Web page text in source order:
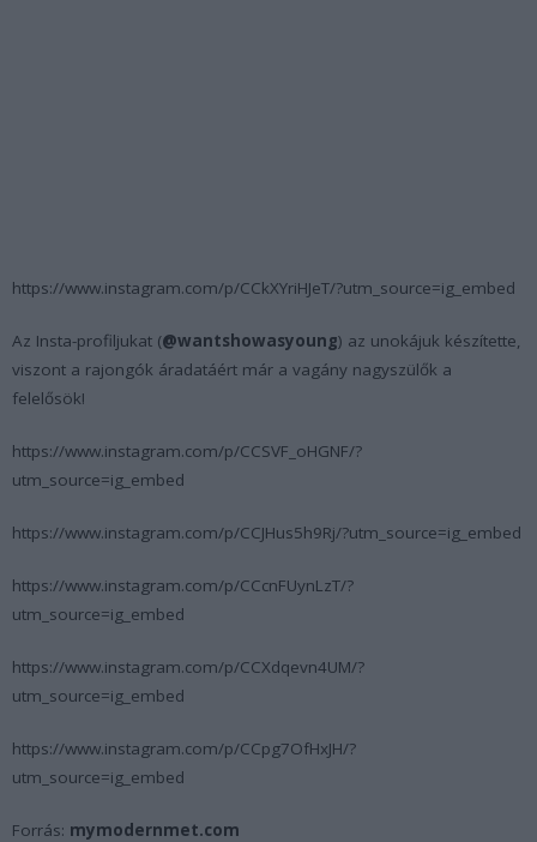
https://www.instagram.com/p/CCkXYriHJeT/?utm_source=ig_embed
Az Insta-profiljukat (@wantshowasyoung) az unokájuk készítette,
viszont a rajongók áradatáért már a vagány nagyszülők a
felelősök!
https://www.instagram.com/p/CCSVF_oHGNF/?
utm_source=ig_embed
https://www.instagram.com/p/CCJHus5h9Rj/?utm_source=ig_embed
https://www.instagram.com/p/CCcnFUynLzT/?
utm_source=ig_embed
https://www.instagram.com/p/CCXdqevn4UM/?
utm_source=ig_embed
https://www.instagram.com/p/CCpg7OfHxJH/?
utm_source=ig_embed
Forrás: mymodernmet.com